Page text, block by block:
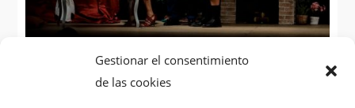
Gestionar el consentimiento
de las cookies
Lamediasala teatro participa en el Ciclo Teatro